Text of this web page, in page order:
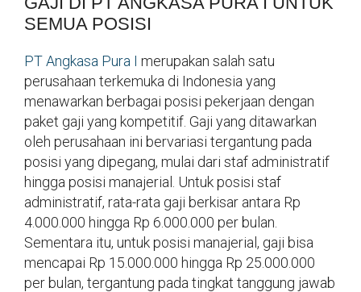
SEMUA POSISI
PT Angkasa Pura I merupakan salah satu
perusahaan terkemuka di Indonesia yang
menawarkan berbagai posisi pekerjaan dengan
paket gaji yang kompetitif. Gaji yang ditawarkan
oleh perusahaan ini bervariasi tergantung pada
posisi yang dipegang, mulai dari staf administratif
hingga posisi manajerial. Untuk posisi staf
administratif, rata-rata gaji berkisar antara Rp
4.000.000 hingga Rp 6.000.000 per bulan.
Sementara itu, untuk posisi manajerial, gaji bisa
mencapai Rp 15.000.000 hingga Rp 25.000.000
per bulan, tergantung pada tingkat tanggung jawab